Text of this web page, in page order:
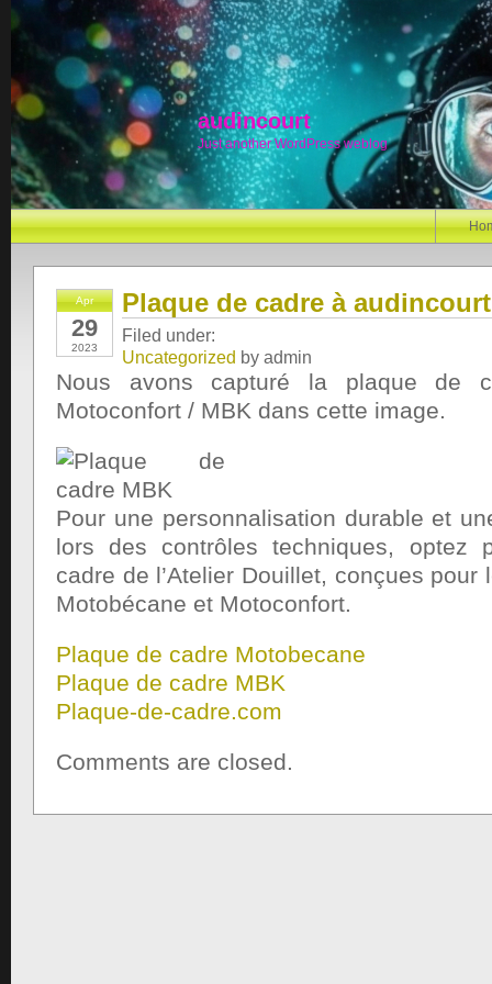
audincourt
Just another WordPress weblog
Apr
29
2023
Plaque de cadre à audincourt
Filed under:
Uncategorized by admin
Nous avons capturé la plaque de
Motoconfort / MBK dans cette image.
Pour une personnalisation durable et
lors des contrôles techniques, optez
cadre de l’Atelier Douillet, conçues
Motobécane et Motoconfort.
Plaque de cadre Motobecane
Plaque de cadre MBK
Plaque-de-cadre.com
Comments are closed.